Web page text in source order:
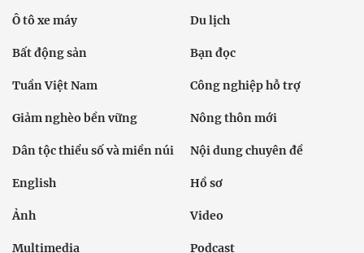
Ô tô xe máy Du lịch
Bất động sản Bạn đọc
Tuần Việt Nam Công nghiệp hỗ trợ
Giảm nghèo bền vững Nông thôn mới
Dân tộc thiểu số và miền núi Nội dung chuyên đề
English Hồ sơ
Ảnh Video
Multimedia Podcast